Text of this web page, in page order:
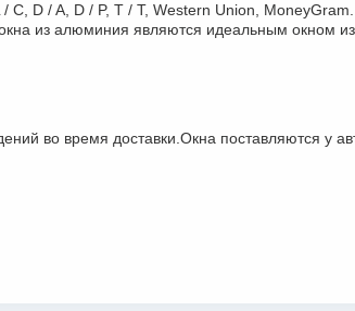
D / A, D / P, T / T, Western Union,
из алюминия являются идеальным окном
во время доставки.Окна поставляются у